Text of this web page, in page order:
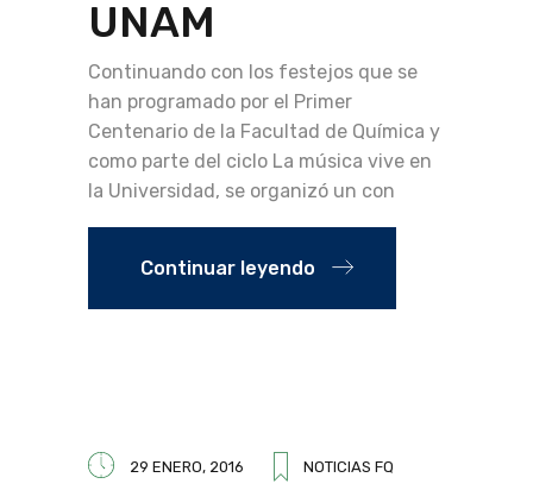
UNAM
Continuando con los festejos que se
han programado por el Primer
Centenario de la Facultad de Química y
como parte del ciclo La música vive en
la Universidad, se organizó un con
Continuar leyendo
29 ENERO, 2016 NOTICIAS FQ